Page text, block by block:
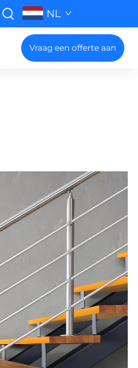
NL
Vraag een offerte aan